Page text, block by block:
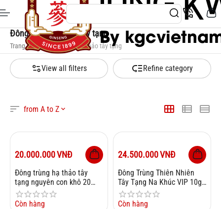
Đông trùng hạ thảo tây tạng
Trang chủ / Đông trùng hạ thảo tây tạng
View all filters Refine category
from A to Z
20.000.000VNĐ
Đông trùng hạ thảo tây
tạng nguyên con khô 20
con 10g
Còn hàng
24.500.000VNĐ
Đông Trùng Thiên Nhiên
Tây Tạng Na Khúc VIP 10g
Size 16
Còn hàng